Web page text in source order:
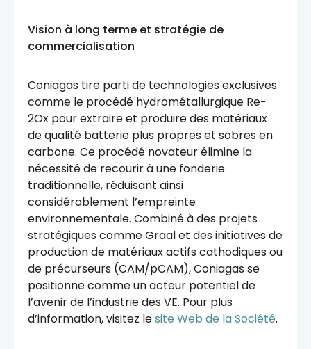
Vision à long terme et stratégie de
commercialisation
Coniagas tire parti de technologies exclusives
comme le procédé hydrométallurgique Re-
2Ox pour extraire et produire des matériaux
de qualité batterie plus propres et sobres en
carbone. Ce procédé novateur élimine la
nécessité de recourir à une fonderie
traditionnelle, réduisant ainsi
considérablement l’empreinte
environnementale. Combiné à des projets
stratégiques comme Graal et des initiatives de
production de matériaux actifs cathodiques ou
de précurseurs (CAM/pCAM), Coniagas se
positionne comme un acteur potentiel de
l’avenir de l’industrie des VE. Pour plus
d’information, visitez lesite Web de la Société.